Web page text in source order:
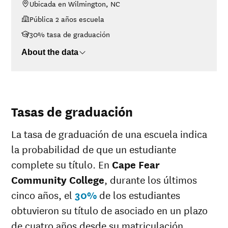
<$30K
$7,446
$30K-$48K $11,379
$48K-$75K $10,657
>$110K
$14,959
Ubicada en Wilmington, NC
Pública 2 años escuela
30% tasa de graduación
About the data
Tasas de graduación
La tasa de graduación de una escuela indica
la probabilidad de que un estudiante
complete su título. En Cape Fear
Community College, durante los últimos
cinco años, el30% de los estudiantes
obtuvieron su título de asociado en un plazo